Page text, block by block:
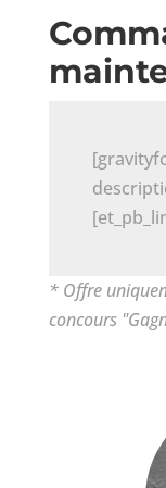
* Offre
concours